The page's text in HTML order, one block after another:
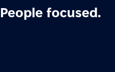
focused.